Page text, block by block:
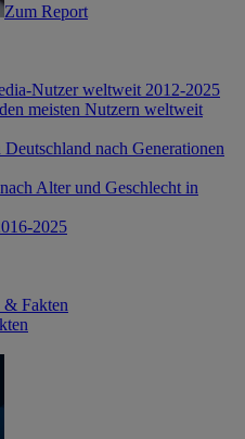
Zum Report
Nutzer weltweit 2012-2025
meisten Nutzern weltweit
nach Generationen
Alter und Geschlecht in
2025
& Fakten